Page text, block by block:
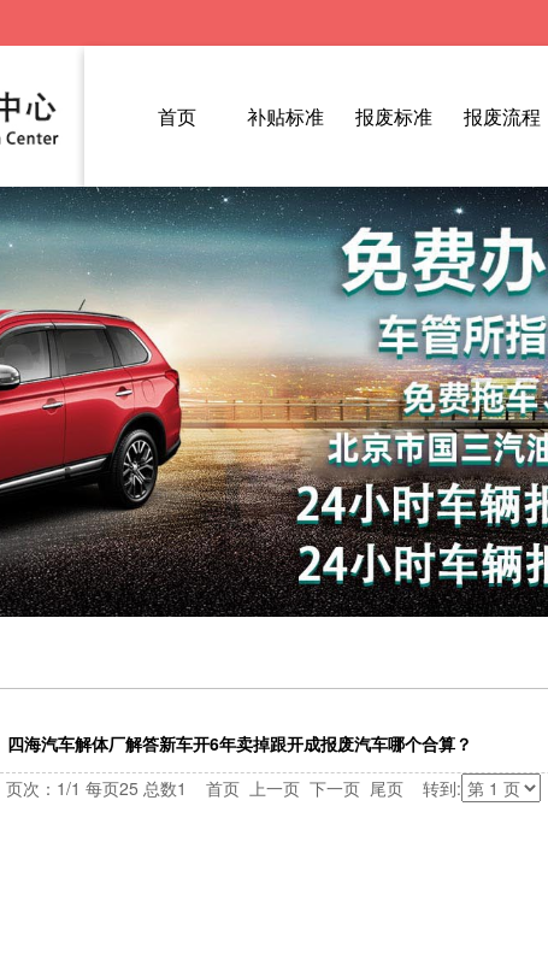
首页 补贴标准 报废标准 报废流程
四海汽车解体厂解答新车开6年卖掉跟开成报废汽车哪个合算？
页次：1/1 每页25 总数1 首页 上一页 下一页 尾页 转到: